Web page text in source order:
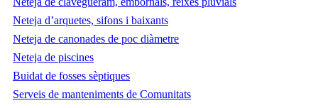
Neteja d’arquetes, sifons i baixants
Neteja de canonades de poc diàmetre
Neteja de piscines
Buidat de fosses sèptiques
Serveis de manteniments de Comunitats